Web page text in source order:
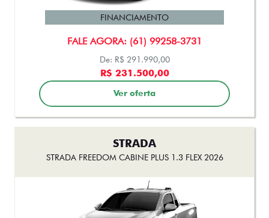
FALE AGORA: (61) 99258-3731
FINANCIAMENTO
De: R$ 291.990,00
R$ 231.500,00
Ver oferta
STRADA
STRADA FREEDOM CABINE PLUS 1.3 FLEX 2026